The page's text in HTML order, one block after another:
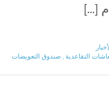
[…]
التقاعدية, صندوق التعويضات